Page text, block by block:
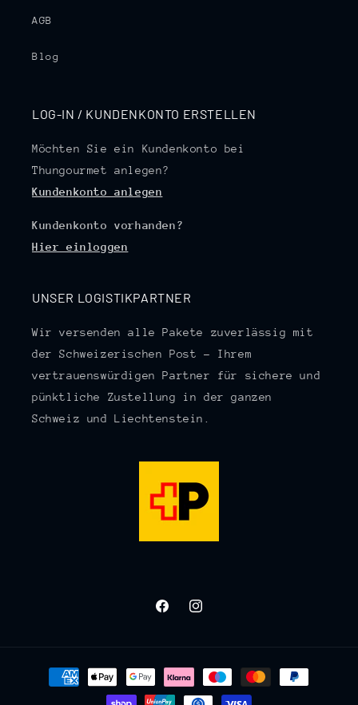
AGB
Blog
LOG-IN / KUNDENKONTO ERSTELLEN
Möchten Sie ein Kundenkonto bei
Thungourmet anlegen?
Kundenkonto anlegen
Kundenkonto vorhanden?
Hier einloggen
UNSER LOGISTIKPARTNER
Wir versenden alle Pakete zuverlässig mit
der Schweizerischen Post – Ihrem
vertrauenswürdigen Partner für sichere und
pünktliche Zustellung in der ganzen
Schweiz und Liechtenstein.
FacebookInstagram
Zahlungsmethoden